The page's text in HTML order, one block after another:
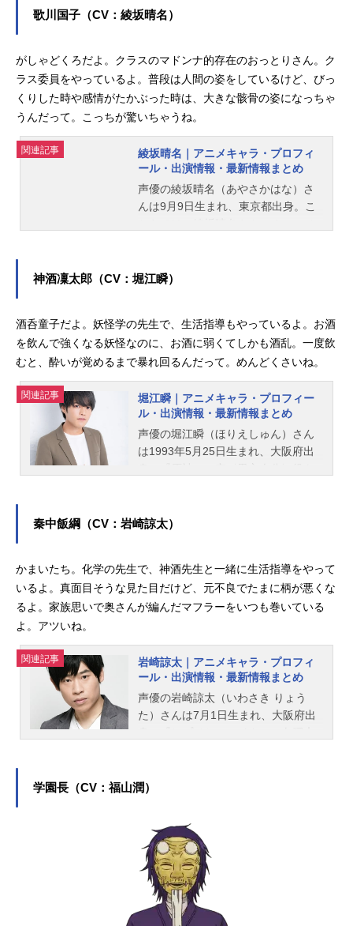
方役など、人気作品のキャラクター
介！
歌川国子（CV：綾坂晴名）
がしゃどくろだよ。クラスのマドンナ的存在のおっとりさん。ク
ラス委員をやっているよ。普段は人間の姿をしているけど、びっ
くりした時や感情がたかぶった時は、大きな骸骨の姿になっちゃ
うんだって。こっちが驚いちゃうね。
関連記事
綾坂晴名｜アニメキャラ・プロフィ
ール・出演情報・最新情報まとめ
声優の綾坂晴名（あやさかはな）さ
んは9月9日生まれ、東京都出身。こ
神酒凜太郎（CV：堀江瞬）
酒呑童子だよ。妖怪学の先生で、生活指導もやっているよ。お酒
を飲んで強くなる妖怪なのに、お酒に弱くてしかも酒乱。一度飲
むと、酔いが覚めるまで暴れ回るんだって。めんどくさいね。
関連記事
堀江瞬｜アニメキャラ・プロフィー
ル・出演情報・最新情報まとめ
声優の堀江瞬（ほりえしゅん）さん
は1993年5月25日生まれ、大阪府出
ラクターを多く演じています。こち
秦中飯綱（CV：岩崎諒太）
かまいたち。化学の先生で、神酒先生と一緒に生活指導をやって
いるよ。真面目そうな見た目だけど、元不良でたまに柄が悪くな
るよ。家族思いで奥さんが編んだマフラーをいつも巻いている
よ。アツいね。
関連記事
岩崎諒太｜アニメキャラ・プロフィ
ール・出演情報・最新情報まとめ
声優の岩崎諒太（いわさき りょう
た）さんは7月1日生まれ、大阪府出
作品のキャラクターを演じていま
学園長（CV：福山潤）